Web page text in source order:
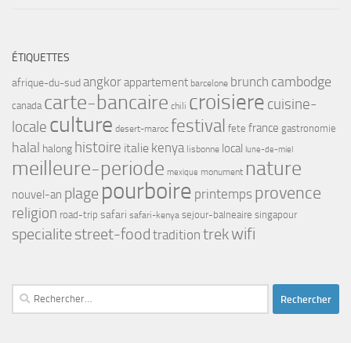
ÉTIQUETTES
afrique-du-sudangkorappartement barcelone brunch cambodge
canada carte-bancaire chili croisiere cuisine-
locale culture desert-maroc festival fete france gastronomie
halal halong histoire italie kenya lisbonne local lune-de-miel
meilleure-periode mexique monument nature
nouvel-an plage pourboire printemps provence
religion road-trip safari safari-kenya sejour-balneaire singapour
specialite street-food tradition trekwifi
Rechercher :